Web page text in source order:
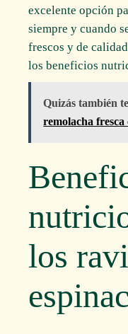
excelente opción
siempre y cuando
frescos y de
los beneficios
Quizás también
remolacha
los